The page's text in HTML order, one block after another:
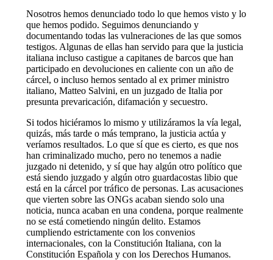
Nosotros hemos denunciado todo lo que hemos visto y lo
que hemos podido. Seguimos denunciando y
documentando todas las vulneraciones de las que somos
testigos. Algunas de ellas han servido para que la justicia
italiana incluso castigue a capitanes de barcos que han
participado en devoluciones en caliente con un año de
cárcel, o incluso hemos sentado al ex primer ministro
italiano, Matteo Salvini, en un juzgado de Italia por
presunta prevaricación, difamación y secuestro.
Si todos hiciéramos lo mismo y utilizáramos la vía legal,
quizás, más tarde o más temprano, la justicia actúa y
veríamos resultados. Lo que sí que es cierto, es que nos
han criminalizado mucho, pero no tenemos a nadie
juzgado ni detenido, y sí que hay algún otro político que
está siendo juzgado y algún otro guardacostas libio que
está en la cárcel por tráfico de personas. Las acusaciones
que vierten sobre las ONGs acaban siendo solo una
noticia, nunca acaban en una condena, porque realmente
no se está cometiendo ningún delito. Estamos
cumpliendo estrictamente con los convenios
internacionales, con la Constitución Italiana, con la
Constitución Española y con los Derechos Humanos.